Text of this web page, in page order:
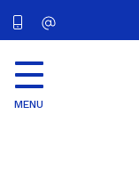
MENU